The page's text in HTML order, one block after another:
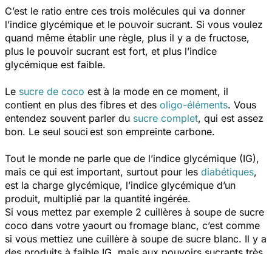
C’est le ratio entre ces trois molécules qui va donner
l’indice glycémique et le pouvoir sucrant. Si vous voulez
quand même établir une règle, plus il y a de fructose,
plus le pouvoir sucrant est fort, et plus l’indice
glycémique est faible.
Le sucre de coco est à la mode en ce moment, il
contient en plus des fibres et des oligo-éléments. Vous
entendez souvent parler du sucre complet, qui est assez
bon. Le seul souci est son empreinte carbone.
Tout le monde ne parle que de l’indice glycémique (IG),
mais ce qui est important, surtout pour les diabétiques,
est la charge glycémique, l’indice glycémique d’un
produit, multiplié par la quantité ingérée.
Si vous mettez par exemple 2 cuillères à soupe de sucre
coco dans votre yaourt ou fromage blanc, c’est comme
si vous mettiez une cuillère à soupe de sucre blanc. Il y a